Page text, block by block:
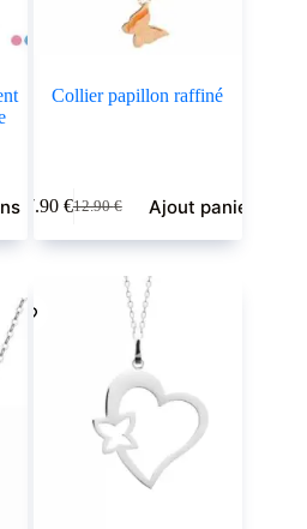
Collier papillon raffiné
12.90€
Le
prix
12.90 €.
7.90 €Le
prix
Ajout panier